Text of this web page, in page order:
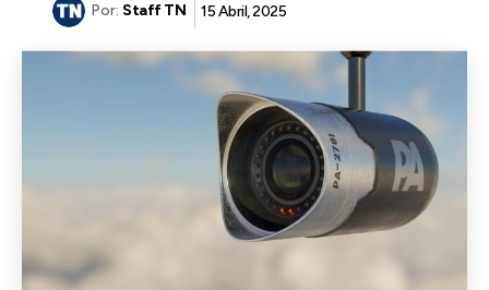
Por: Staff TN 15 Abril, 2025